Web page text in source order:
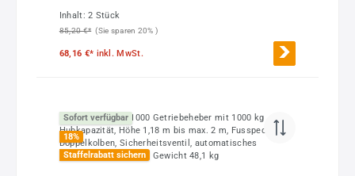
Inhalt:2 Stück
85,20 €* (Sie sparen 20% )
68,16 €* inkl. MwSt.
Sofort verfügbar
18%
Staffelrabatt sichern